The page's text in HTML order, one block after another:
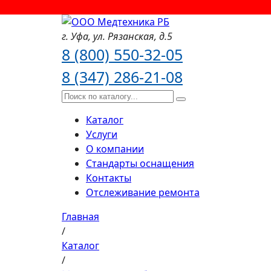
г. Уфа, ул. Рязанская, д.5
8 (800) 550-32-05
8 (347) 286-21-08
Каталог
Услуги
О компании
Стандарты оснащения
Контакты
Отслеживание ремонта
Главная
/
Каталог
/